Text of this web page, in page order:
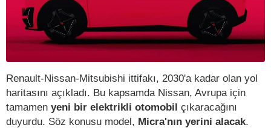
Renault-Nissan-Mitsubishi ittifakı, 2030'a kadar olan yol
haritasını açıkladı. Bu kapsamda Nissan, Avrupa için
tamamen yeni bir elektrikli otomobil çıkaracağını
duyurdu. Söz konusu model, Micra'nın yerini alacak.